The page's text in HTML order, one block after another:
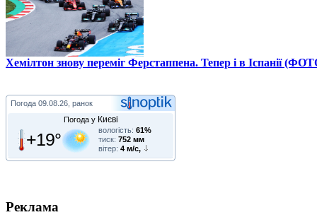
Хемілтон знову переміг Ферстаппена. Тепер і в Іспанії
Погода 09.08.26, ранок
Погода у Києві
+19° вологість: 61%
тиск: 752 мм
вітер: 4 м/с,
Реклама